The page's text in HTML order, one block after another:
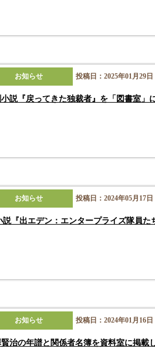
お知らせ 投稿日：2025年01月29日
説『戻ってきた独裁者』を「図書室」
お知らせ 投稿日：2024年05月17日
説『出エデン：エンタープライズ隊員た
お知らせ 投稿日：2024年01月16日
治の年譜と関係者名簿を資料室に掲載